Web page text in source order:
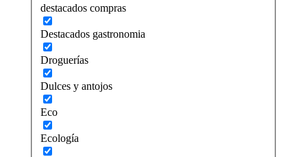
destacados compras
Destacados gastronomia
Droguerías
Dulces y antojos
Eco
Ecología